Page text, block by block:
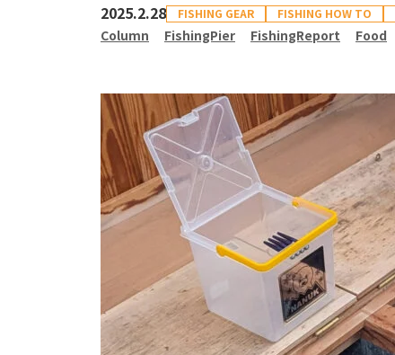
2025.2.28 FISHING GEAR FISHING HOW TO
Column FishingPier FishingReport Food